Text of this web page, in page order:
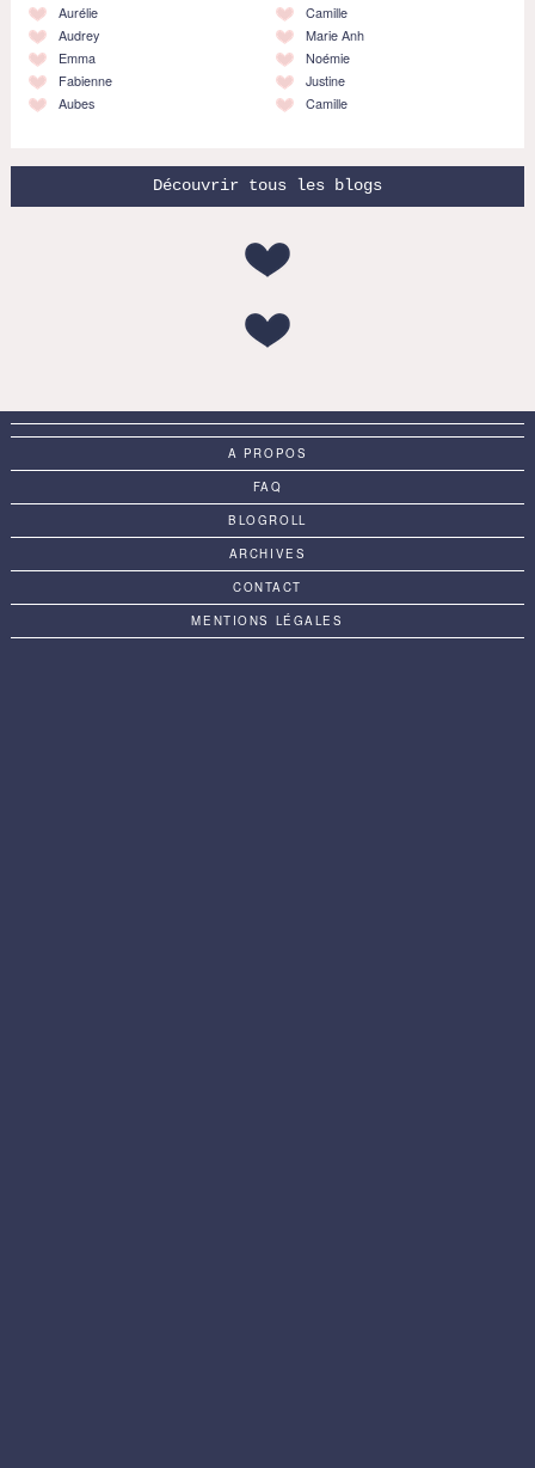
Aurélie
Audrey
Emma
Fabienne
Aubes
Camille
Marie Anh
Noémie
Justine
Camille
Découvrir tous les blogs
A PROPOS
FAQ
BLOGROLL
ARCHIVES
CONTACT
MENTIONS LÉGALES